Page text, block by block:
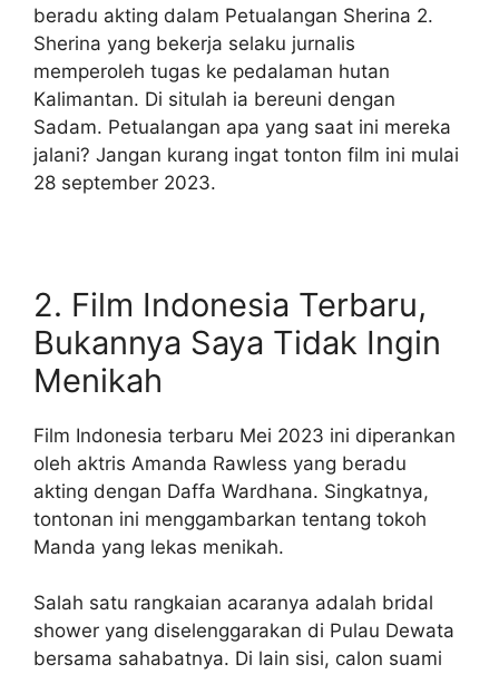
beradu akting dalam Petualangan Sherina 2.
Sherina yang bekerja selaku jurnalis
memperoleh tugas ke pedalaman hutan
Kalimantan. Di situlah ia bereuni dengan
Sadam. Petualangan apa yang saat ini mereka
jalani? Jangan kurang ingat tonton film ini mulai
28 september 2023.
2. Film Indonesia Terbaru,
Bukannya Saya Tidak Ingin
Menikah
Film Indonesia terbaru Mei 2023 ini diperankan
oleh aktris Amanda Rawless yang beradu
akting dengan Daffa Wardhana. Singkatnya,
tontonan ini menggambarkan tentang tokoh
Manda yang lekas menikah.
Salah satu rangkaian acaranya adalah bridal
shower yang diselenggarakan di Pulau Dewata
bersama sahabatnya. Di lain sisi, calon suami